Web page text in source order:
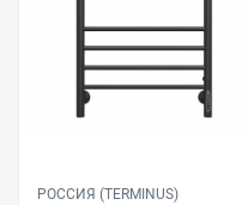
РОССИЯ (TERMINUS)